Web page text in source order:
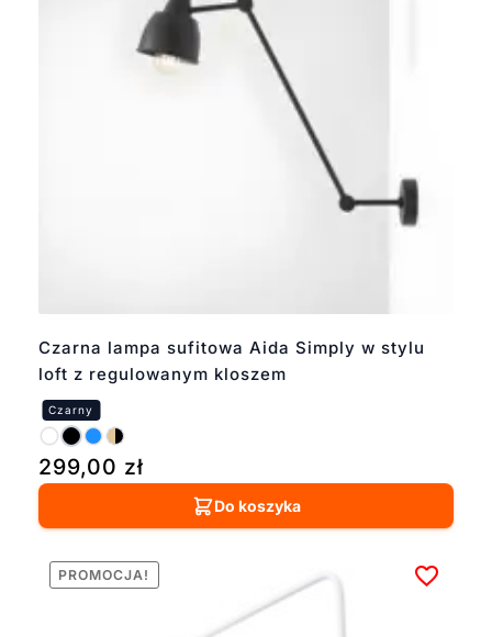
Czarna lampa sufitowa Aida Simply w stylu
loft z regulowanym kloszem
299,00 zł
Do koszyka
PROMOCJA!